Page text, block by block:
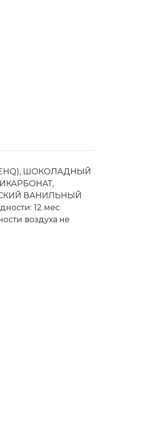
ШОКОЛАДНЫЙ
ВАНИЛЬНЫЙ
12 мес
воздуха не